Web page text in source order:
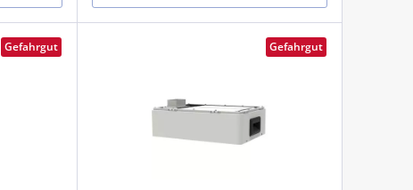
Gefahrgut Gefahrgut